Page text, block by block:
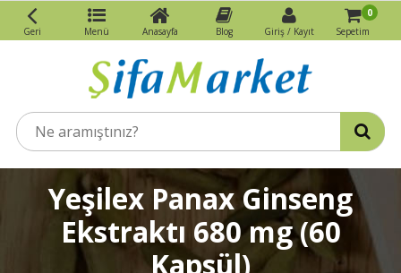
Yeşilex Panax Ginseng
Ekstraktı 680 mg (60
Kapsül)
Geri Menü Anasayfa Blog Giriş / Kayıt Sepetim
0